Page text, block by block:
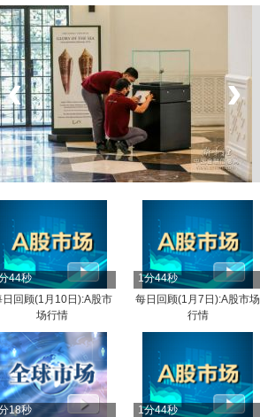
菲律宾：防疫降级
‹ ›
44秒
日回顾(1月10日):A股市
场行情
1分44秒
每日回顾(1月7日):A股市场
行情
18秒
1分44秒